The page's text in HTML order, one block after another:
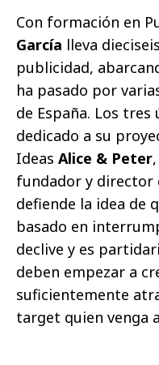
Con formación en
García lleva
publicidad,
ha pasado por
de España. Los
dedicado a su
Ideas Alice & Peter
fundador y director
defiende la idea de
basado en
declive y es
deben empezar a
suficientemente
target quien venga